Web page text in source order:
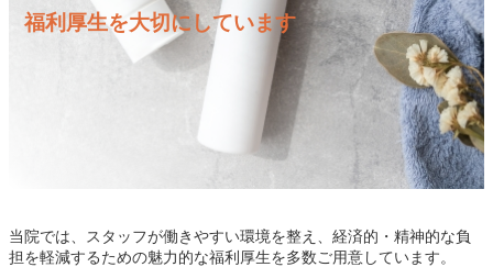
福利厚生を大切にしています
当院では、スタッフが働きやすい環境を整え、経済的・精神的な負
担を軽減するための魅力的な福利厚生を多数ご用意しています。